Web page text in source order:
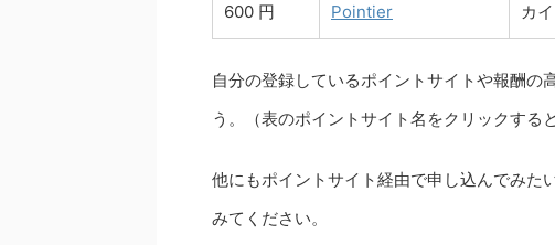
600 円 Pointier カ
自分の登録しているポイントサイトや報酬の
う。（表のポイントサイト名をクリックする
他にもポイントサイト経由で申し込んでみた
みてください。